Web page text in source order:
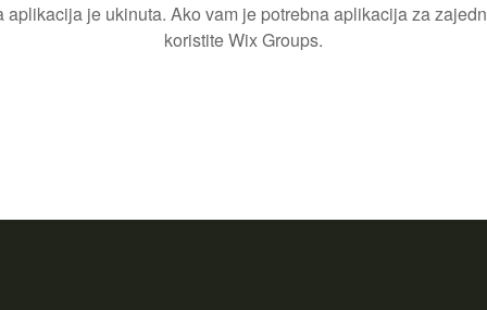
aplikacija je ukinuta. Ako vam je potrebna aplikacija za
koristite Wix Groups.